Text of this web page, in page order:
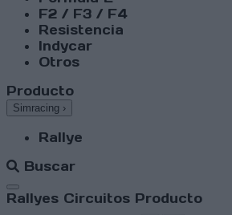
F2 / F3 / F4
Resistencia
Indycar
Otros
Producto
Simracing ›
Rallye
Buscar
Abrir menú
Rallyes Circuitos Producto